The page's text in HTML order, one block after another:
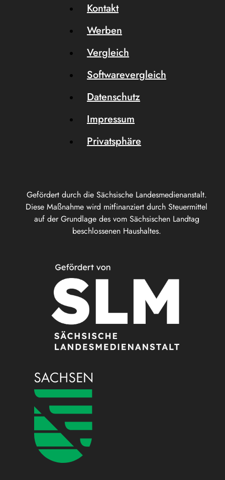
Gefördert durch die Sächsische Landesmedienanstalt.
Diese Maßnahme wird mitfinanziert durch Steuermittel
auf der Grundlage des vom Sächsischen Landtag
beschlossenen Haushaltes.
Kontakt
Werben
Vergleich
Softwarevergleich
Datenschutz
Impressum
Privatsphäre